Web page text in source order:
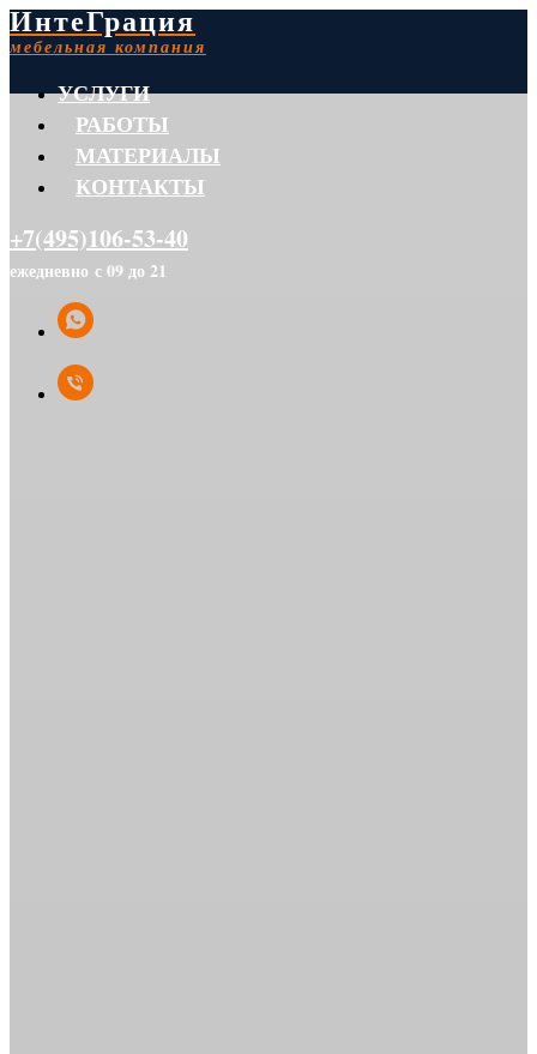
ИнтеГрация
мебельная компания
УСЛУГИ
РАБОТЫ
МАТЕРИАЛЫ
КОНТАКТЫ
+7(495)106-53-40
ежедневно с 09 до 21